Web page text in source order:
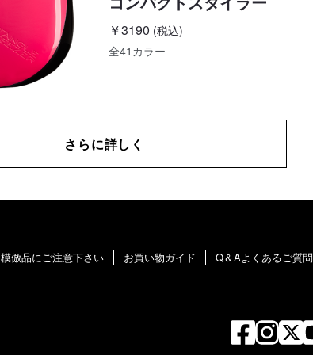
￥3190 (税込)
全41カラー
さらに詳しく
模倣品にご注意下さい お買い物ガイド Q＆Aよくあるご質問